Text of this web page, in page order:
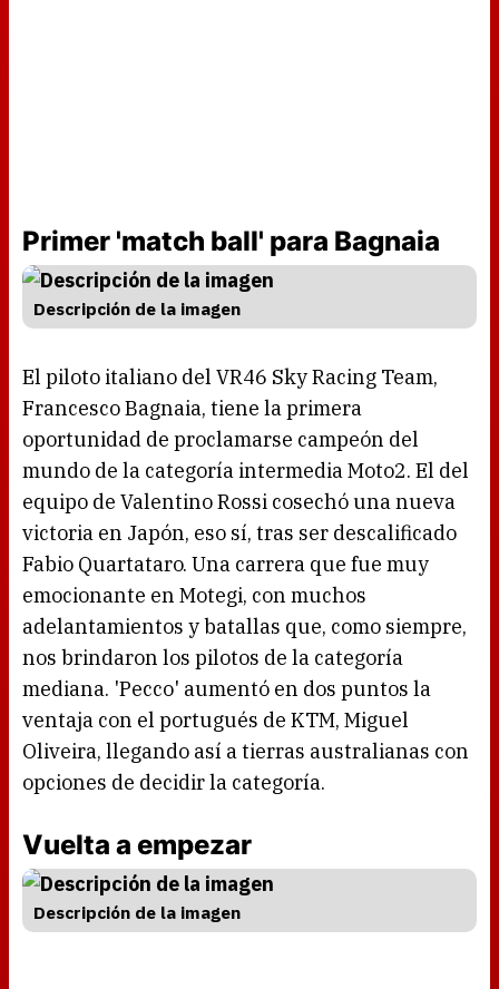
Primer 'match ball' para Bagnaia
Descripción de la imagen
El piloto italiano del VR46 Sky Racing Team,
Francesco Bagnaia, tiene la primera
oportunidad de proclamarse campeón del
mundo de la categoría intermedia Moto2. El del
equipo de Valentino Rossi cosechó una nueva
victoria en Japón, eso sí, tras ser descalificado
Fabio Quartataro. Una carrera que fue muy
emocionante en Motegi, con muchos
adelantamientos y batallas que, como siempre,
nos brindaron los pilotos de la categoría
mediana. 'Pecco' aumentó en dos puntos la
ventaja con el portugués de KTM, Miguel
Oliveira, llegando así a tierras australianas con
opciones de decidir la categoría.
Vuelta a empezar
Descripción de la imagen